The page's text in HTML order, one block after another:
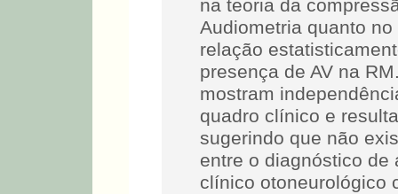
na teoria da
Audiometria quanto
relação
presença de AV na
mostram
quadro clínico e
sugerindo que não
entre o diagnóstico de
clínico otoneurológico